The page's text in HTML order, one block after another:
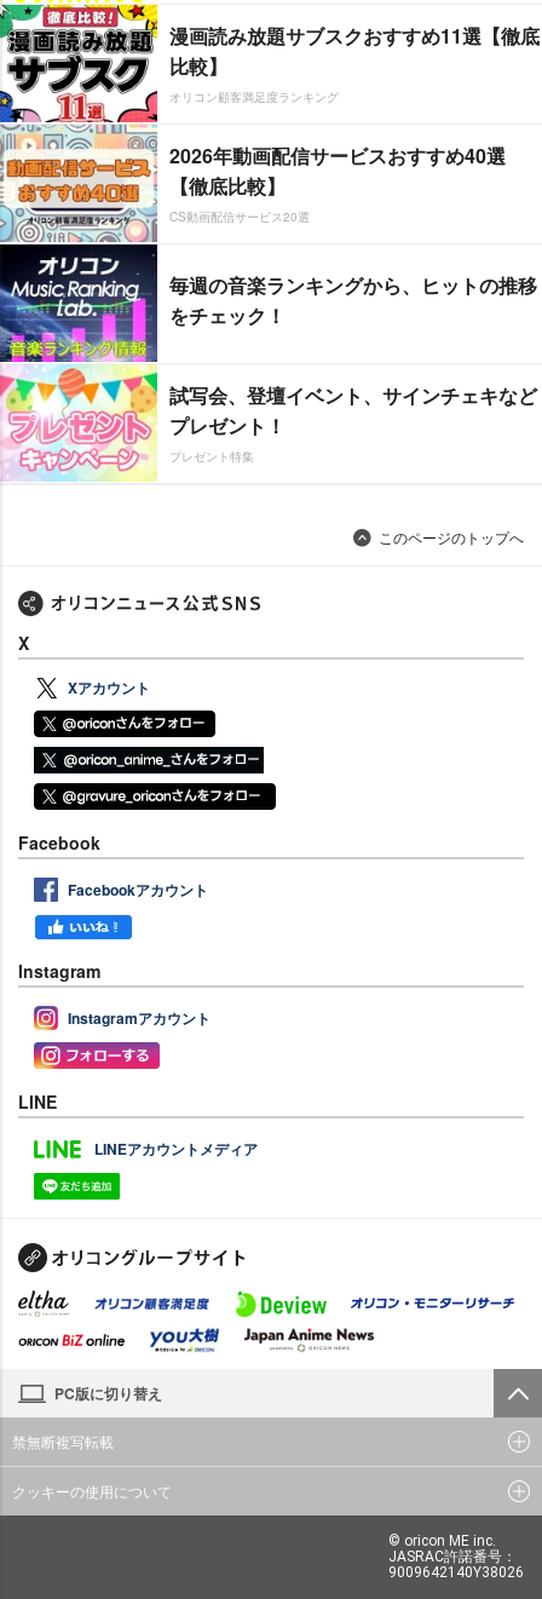
漫画読み放題サブスクおすすめ11選【徹底
比較】
オリコン顧客満足度ランキング
2026年動画配信サービスおすすめ40選
【徹底比較】
CS動画配信サービス20選
毎週の音楽ランキングから、ヒットの推移
をチェック！
試写会、登壇イベント、サインチェキなど
プレゼント！
プレゼント特集
このページのトップへ
X
Xアカウント
Facebook
Facebookアカウント
Instagram
Instagramアカウント
LINE
LINEアカウントメディア
PC版に切り替え
禁無断複写転載
クッキーの使用について
© oricon ME inc.
JASRAC許諾番号：
9009642140Y38026